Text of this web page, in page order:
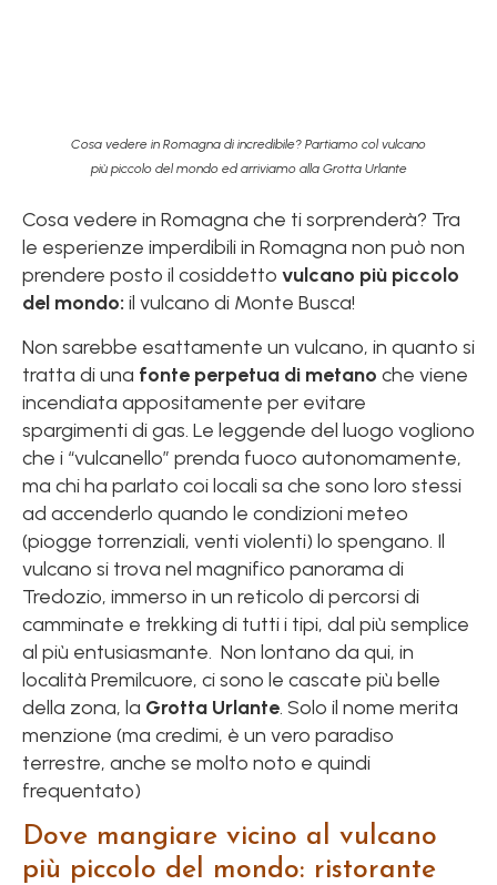
Cosa vedere in Romagna di incredibile? Partiamo col vulcano
più piccolo del mondo ed arriviamo alla Grotta Urlante
Cosa vedere in Romagna che ti sorprenderà? Tra
le esperienze imperdibili in Romagna non può non
prendere posto il cosiddetto vulcano più piccolo
del mondo: il vulcano di Monte Busca!
Non sarebbe esattamente un vulcano, in quanto si
tratta di una fonte perpetua di metano che viene
incendiata appositamente per evitare
spargimenti di gas. Le leggende del luogo vogliono
che i “vulcanello” prenda fuoco autonomamente,
ma chi ha parlato coi locali sa che sono loro stessi
ad accenderlo quando le condizioni meteo
(piogge torrenziali, venti violenti) lo spengano. Il
vulcano si trova nel magnifico panorama di
Tredozio, immerso in un reticolo di percorsi di
camminate e trekking di tutti i tipi, dal più semplice
al più entusiasmante. Non lontano da qui, in
località Premilcuore, ci sono le cascate più belle
della zona, la Grotta Urlante. Solo il nome merita
menzione (ma credimi, è un vero paradiso
terrestre, anche se molto noto e quindi
frequentato)
Dove mangiare vicino al vulcano
più piccolo del mondo: ristorante